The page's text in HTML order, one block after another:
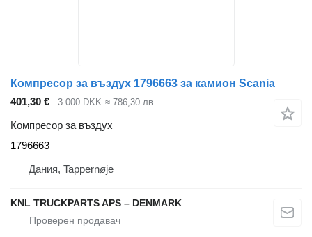
Компресор за въздух 1796663 за камион Scania
401,30 €
3 000 DKK ≈ 786,30 лв.
Компресор за въздух
1796663
Дания, Tappernøje
KNL TRUCKPARTS APS – DENMARK